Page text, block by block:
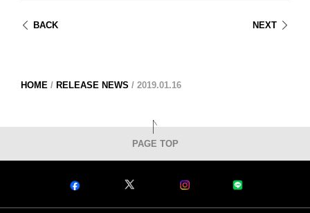
BACK NEXT
HOME / RELEASE NEWS / 2019.01.16
PAGE TOP